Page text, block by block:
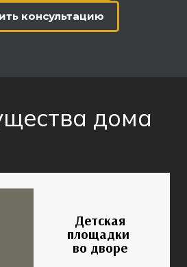
консультацию
дома
Детская
площадки
во дворе